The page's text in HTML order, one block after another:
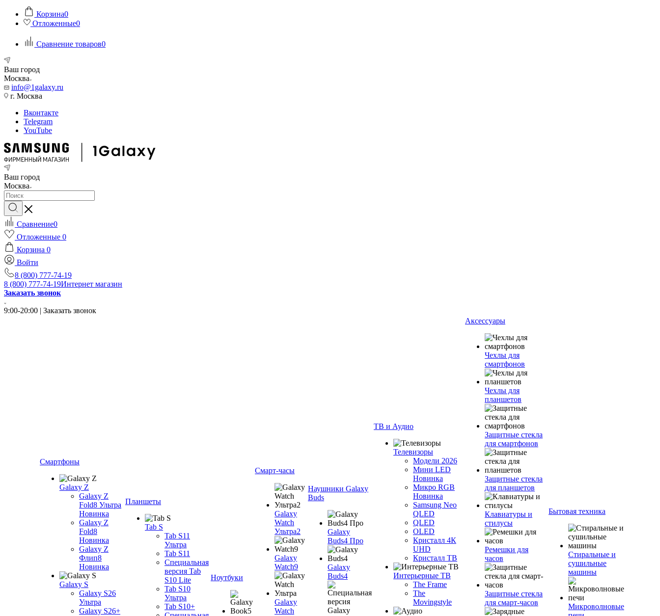
Корзина0
Отложенные0
Сравнение товаров0
Ваш город
Москва
info@1galaxy.ru
г. Москва
Вконтакте
Telegram
YouTube
Ваш город
Москва
Сравнение0
Отложенные 0
Корзина 0
Войти
8 (800) 777-74-19
8 (800) 777-74-19Интернет магазин
Заказать звонок
9:00-20:00 | Заказать звонок
Смартфоны
Galaxy Z
Galaxy Z
Fold8 Ультра
Новинка
Galaxy Z
Fold8
Новинка
Galaxy Z
Флип8
Новинка
Galaxy S
Galaxy S26
Ультра
Galaxy S26+
Планшеты
Tab S
Tab S11
Ультра
Tab S11
Специальная
версия Tab
S10 Lite
Tab S10
Ультра
Tab S10+
Ноутбуки
Смарт-часы
Galaxy
Watch
Ультра2
Galaxy
Watch9
Galaxy
Watch
Наушники Galaxy
Buds
Galaxy
Buds4 Про
Galaxy
Buds4
ТВ и Аудио
Телевизоры
Модели 2026
Мини LED
Новинка
Микро RGB
Новинка
Samsung Neo
QLED
QLED
OLED
Кристалл 4К
UHD
Кристалл ТВ
Интерьерные ТВ
The Frame
The
Movingstyle
Аксессуары
Чехлы для
смартфонов
Чехлы для
планшетов
Защитные стекла
для смартфонов
Защитные стекла
для планшетов
Клавиатуры и
стилусы
Ремешки для
часов
Защитные стекла
для смарт-часов
Бытовая техника
Стиральные и
сушильные
машины
Микроволновые